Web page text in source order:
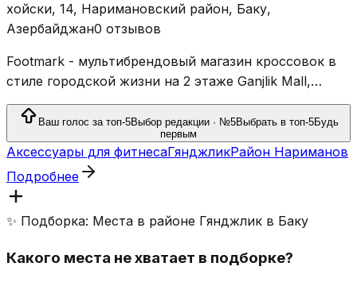
хойски, 14, Наримановский район, Баку,
Азербайджан0 отзывов
Footmark - мультибрендовый магазин кроссовок в
стиле городской жизни на 2 этаже Ganjlik Mall,
предлагающий кроссовки, спортивно-
повседневную одежду, аксессуары и скейтборды.
Ваш голос за топ-5Выбор редакции · №5Выбрать в топ-5Будь
первым
Аксессуары для фитнесаГянджликРайон Нариманов
Подробнее
✨ Подборка: Места в районе Гянджлик в Баку
Какого места не хватает в подборке?